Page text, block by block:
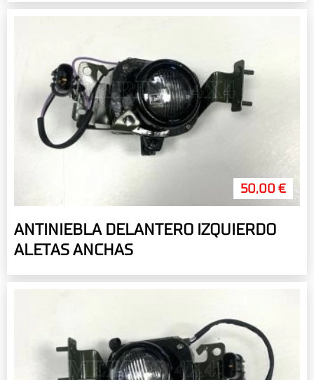
50,00 €
ANTINIEBLA DELANTERO IZQUIERDO
ALETAS ANCHAS